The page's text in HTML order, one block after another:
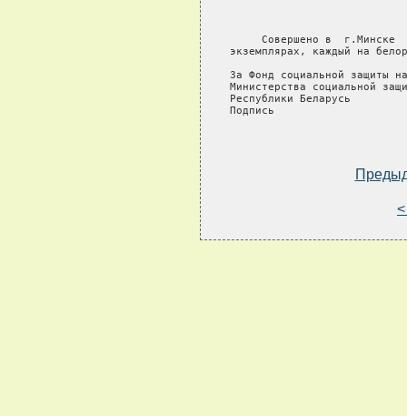
Совершено в  г.Минске
экземплярах, каждый на
За Фонд социальной защиты
Министерства социальной
Республики Беларусь
Подпись